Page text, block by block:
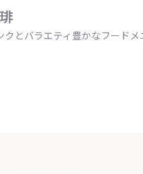
クとバラエティ豊かなフード